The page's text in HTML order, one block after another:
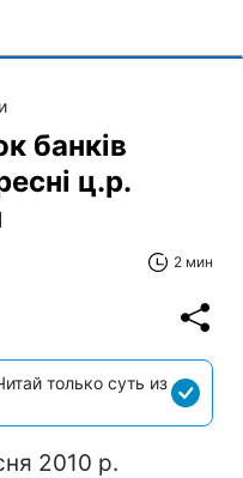
банків
ц.р.
2 мин
только суть из
2010 р.